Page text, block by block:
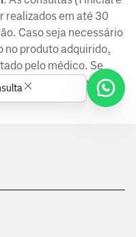
realizados em até 30
Caso seja necessário
no produto adquirido,
pelo médico. Se
cobrado à parte.